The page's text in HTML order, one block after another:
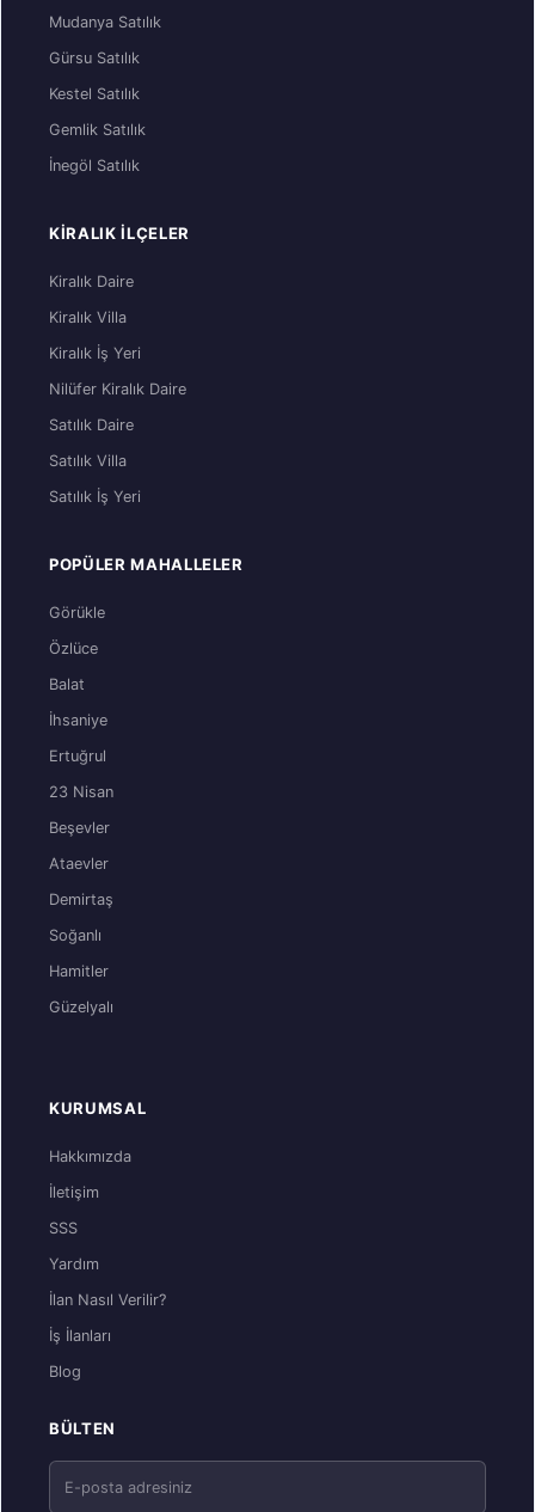
Mudanya Satılık
Gürsu Satılık
Kestel Satılık
Gemlik Satılık
İnegöl Satılık
KIRALIK İLÇELER
Kiralık Daire
Kiralık Villa
Kiralık İş Yeri
Nilüfer Kiralık Daire
Satılık Daire
Satılık Villa
Satılık İş Yeri
POPÜLER MAHALLELER
Görükle
Özlüce
Balat
İhsaniye
Ertuğrul
23 Nisan
Beşevler
Ataevler
Demirtaş
Soğanlı
Hamitler
Güzelyalı
KURUMSAL
Hakkımızda
İletişim
SSS
Yardım
İlan Nasıl Verilir?
İş İlanları
Blog
BÜLTEN